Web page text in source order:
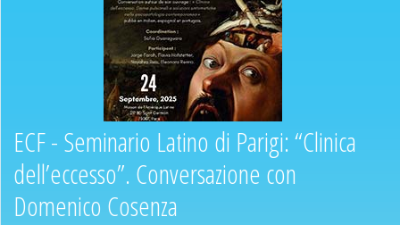
ECF - Seminario Latino di Parigi: “Clinica
dell’eccesso”. Conversazione con
Domenico Cosenza